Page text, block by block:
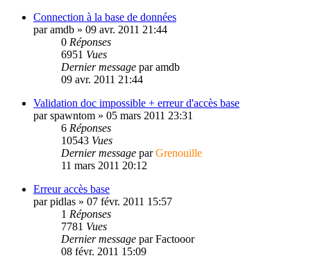
Connection à la base de données
paramdb » 09 avr. 2011 21:44
0 Réponses
6951 Vues
Dernier message paramdb
09 avr. 2011 21:44
Validation doc impossible + erreur d'accès base
parspawntom » 05 mars 2011 23:31
6 Réponses
10543 Vues
Dernier message parGrenouille
11 mars 2011 20:12
Erreur accès base
parpidlas » 07 févr. 2011 15:57
1 Réponses
7781 Vues
Dernier message parFactooor
08 févr. 2011 15:09